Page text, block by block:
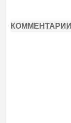
КОММЕНТАРИИ